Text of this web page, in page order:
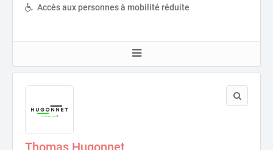
Accès aux personnes à mobilité réduite
Thomas Hugonnet